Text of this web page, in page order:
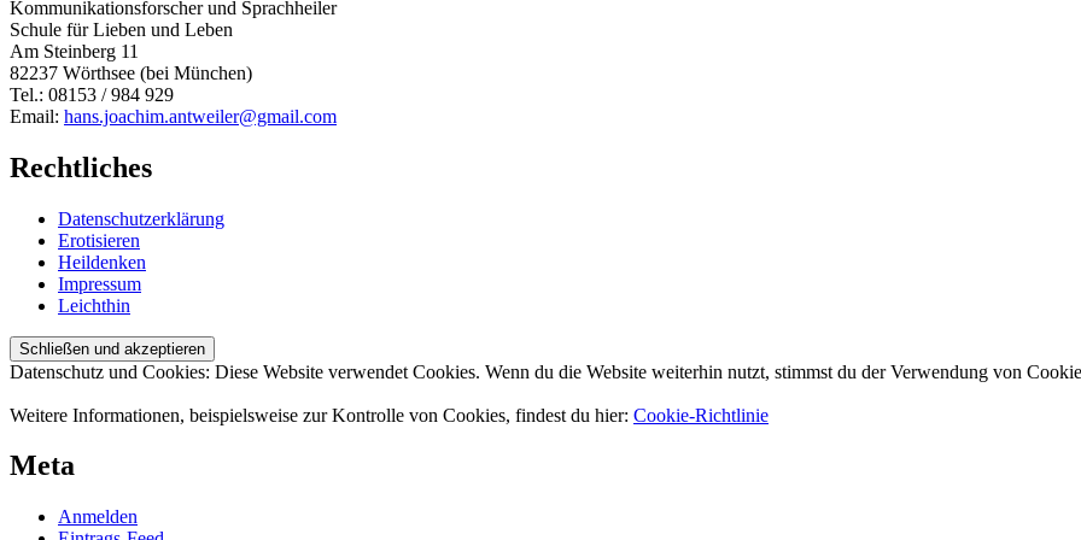
Kommunikationsforscher und Sprachheiler
Schule für Lieben und Leben
Am Steinberg 11
82237 Wörthsee (bei München)
Tel.: 08153 / 984 929
Email: hans.joachim.antweiler@gmail.com
Rechtliches
Datenschutzerklärung
Erotisieren
Heildenken
Impressum
Leichthin
Datenschutz und Cookies: Diese Website verwendet Cookies. Wenn du die Website weiterhin nutzt, stimmst du der Verwendung von
Weitere Informationen, beispielsweise zur Kontrolle von Cookies, findest du hier: Cookie-Richtlinie
Meta
Anmelden